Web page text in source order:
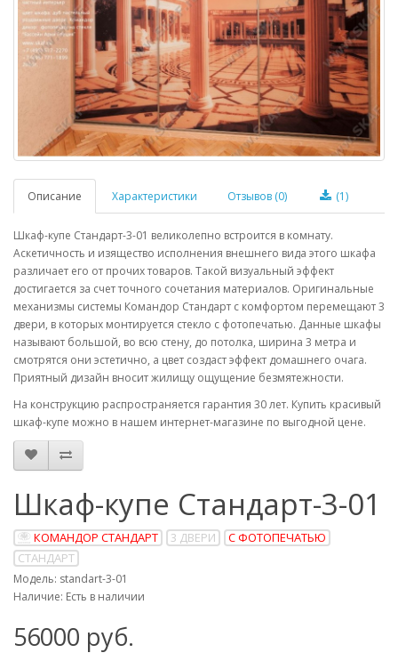
Описание Характеристики Отзывов (0) (1)
Шкаф-купе Стандарт-3-01 великолепно встроится в комнату.
Аскетичность и изящество исполнения внешнего вида этого шкафа
различает его от прочих товаров. Такой визуальный эффект
достигается за счет точного сочетания материалов. Оригинальные
механизмы системы Командор Стандарт с комфортом перемещают 3
двери, в которых монтируется стекло с фотопечатью. Данные шкафы
называют большой, во всю стену, до потолка, ширина 3 метра и
смотрятся они эстетично, а цвет создаст эффект домашнего очага.
Приятный дизайн вносит жилищу ощущение безмятежности.
На конструкцию распространяется гарантия 30 лет. Купить красивый
шкаф-купе можно в нашем интернет-магазине по выгодной цене.
Шкаф-купе Стандарт-3-01
КОМАНДОР СТАНДАРТ 3 ДВЕРИ
С ФОТОПЕЧАТЬЮ
СТАНДАРТ
Модель: standart-3-01
Наличие: Есть в наличии
56000 руб.